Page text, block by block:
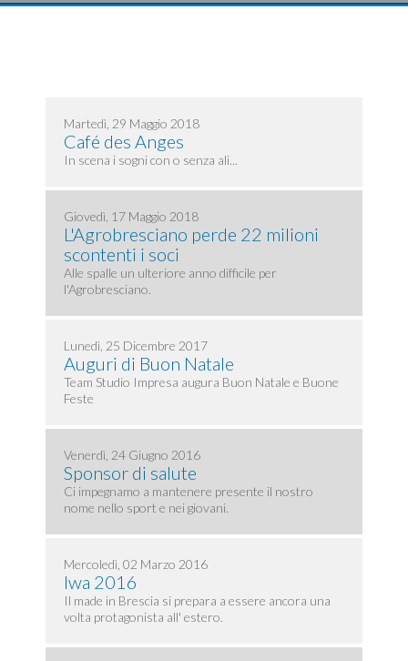
Martedì, 29 Maggio 2018
Café des Anges
In scena i sogni con o senza ali...
Giovedì, 17 Maggio 2018
L'Agrobresciano perde 22 milioni
scontenti i soci
Alle spalle un ulteriore anno difficile per
l'Agrobresciano.
Lunedì, 25 Dicembre 2017
Auguri di Buon Natale
Team Studio Impresa augura Buon Natale e Buone
Feste
Venerdì, 24 Giugno 2016
Sponsor di salute
Ci impegnamo a mantenere presente il nostro
nome nello sport e nei giovani.
Mercoledì, 02 Marzo 2016
Iwa 2016
Il made in Brescia si prepara a essere ancora una
volta protagonista all' estero.